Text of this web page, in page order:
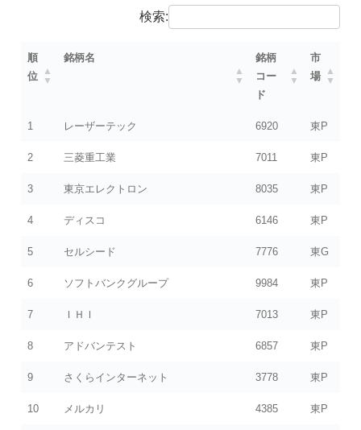
検索:
順
位
銘柄名
銘柄
コー
ド
市
場
1 レーザーテック 6920 東P
2 三菱重工業 7011 東P
3 東京エレクトロン 8035 東P
4 ディスコ 6146 東P
5 セルシード 7776 東G
6 ソフトバンクグループ 9984 東P
7 ＩＨＩ 7013 東P
8 アドバンテスト 6857 東P
9 さくらインターネット 3778 東P
10 メルカリ 4385 東P